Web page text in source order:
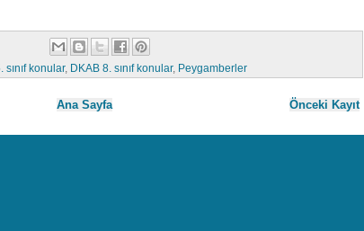
sınıf konular, DKAB 8. sınıf konular, Peygamberler
Önceki Kayıt
Ana Sayfa